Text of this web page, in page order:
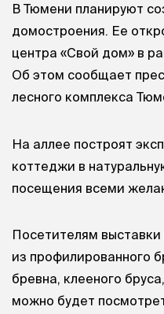
В Тюмени планируют
домостроения. Ее
центра «Свой дом» в
Об этом сообщает
лесного комплекса
На аллее построят
коттеджи в
посещения всеми
Посетителям
из профилированного
бревна, клееного
можно будет